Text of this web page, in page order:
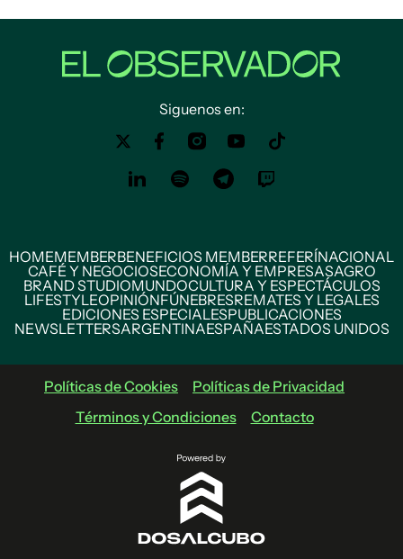
Siguenos en:
HOMEMEMBERBENEFICIOS MEMBERREFERÍNACIONAL
CAFÉ Y NEGOCIOSECONOMÍA Y EMPRESASAGRO
BRAND STUDIOMUNDOCULTURA Y ESPECTÁCULOS
LIFESTYLEOPINIÓNFÚNEBRESREMATES Y LEGALES
EDICIONES ESPECIALESPUBLICACIONES
NEWSLETTERSARGENTINAESPAÑAESTADOS UNIDOS
Políticas de Cookies
Políticas de Privacidad
Términos y Condiciones
Contacto